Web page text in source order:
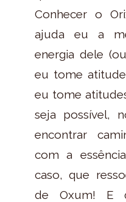
Conhecer o
ajuda eu a
energia dele
eu tome
eu tome
seja possível,
encontrar
com a
caso, que
de Oxum! E